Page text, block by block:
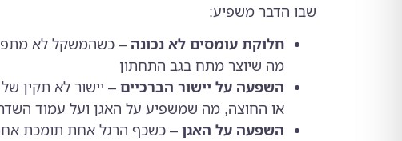
שבו הדבר משפיע:
חלוקת עומסים לא נכונה – כשהמשקל לא
מה שיוצר מתח בגב התחתון
השפעה על יישור הברכיים – יישור לא תקין
או החוצה, מה שמשפיע על האגן ועל עמוד
השפעה על האגן – כשכף הרגל אחת תומכת